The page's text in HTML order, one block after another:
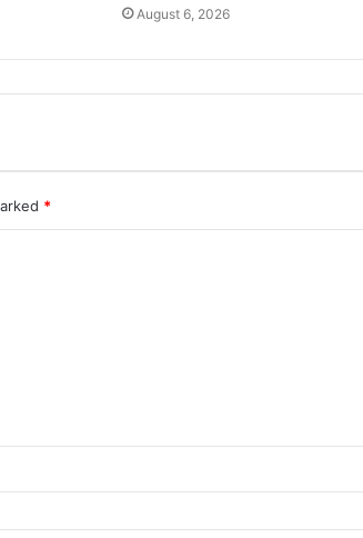
August 6, 2026
*